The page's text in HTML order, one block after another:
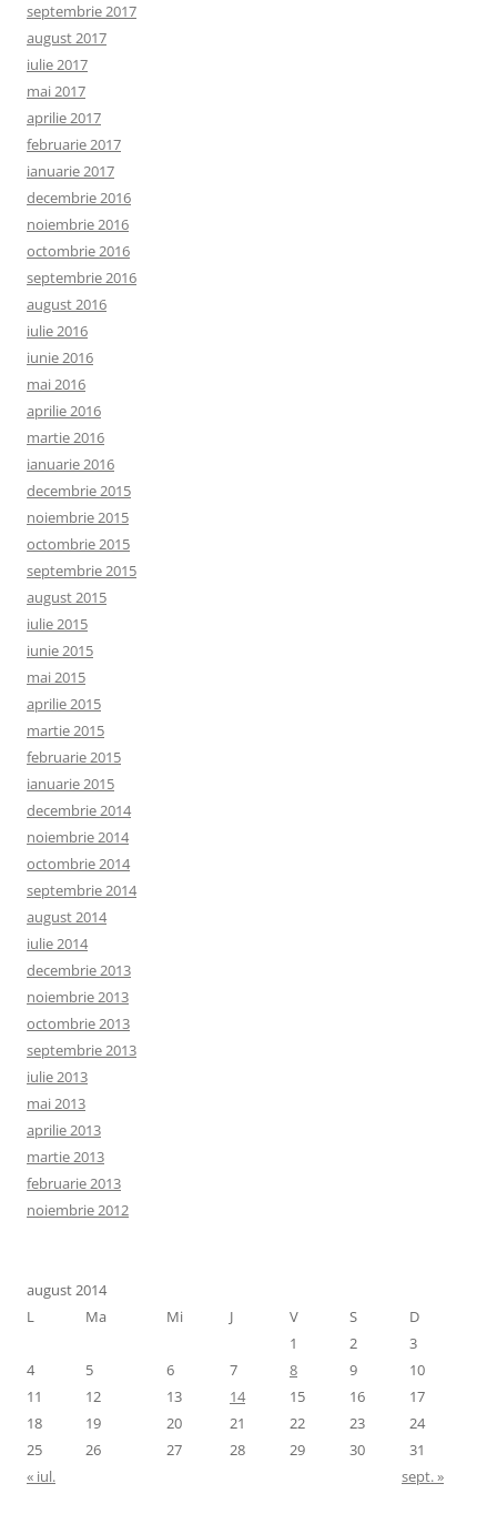
septembrie 2017
august 2017
iulie 2017
mai 2017
aprilie 2017
februarie 2017
ianuarie 2017
decembrie 2016
noiembrie 2016
octombrie 2016
septembrie 2016
august 2016
iulie 2016
iunie 2016
mai 2016
aprilie 2016
martie 2016
ianuarie 2016
decembrie 2015
noiembrie 2015
octombrie 2015
septembrie 2015
august 2015
iulie 2015
iunie 2015
mai 2015
aprilie 2015
martie 2015
februarie 2015
ianuarie 2015
decembrie 2014
noiembrie 2014
octombrie 2014
septembrie 2014
august 2014
iulie 2014
decembrie 2013
noiembrie 2013
octombrie 2013
septembrie 2013
iulie 2013
mai 2013
aprilie 2013
martie 2013
februarie 2013
noiembrie 2012
august 2014
L
Ma Mi J V S
D
1
2
3
4
5 6 7 8 9
10
11
12 13 14 15 16
17
18
19 20 21 22 23
24
25
26 27 28 29 30
31
« iul.
sept. »